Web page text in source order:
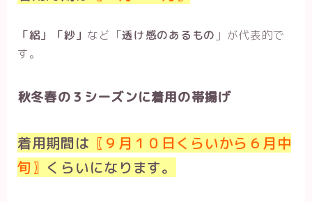
「絽」「紗」 など「透け感のあるもの 」が代表的で
す。
秋冬春の３シーズンに着用の帯揚げ
着用期間は 〖９月１０日くらいから６月中
旬〗 くらいになります。